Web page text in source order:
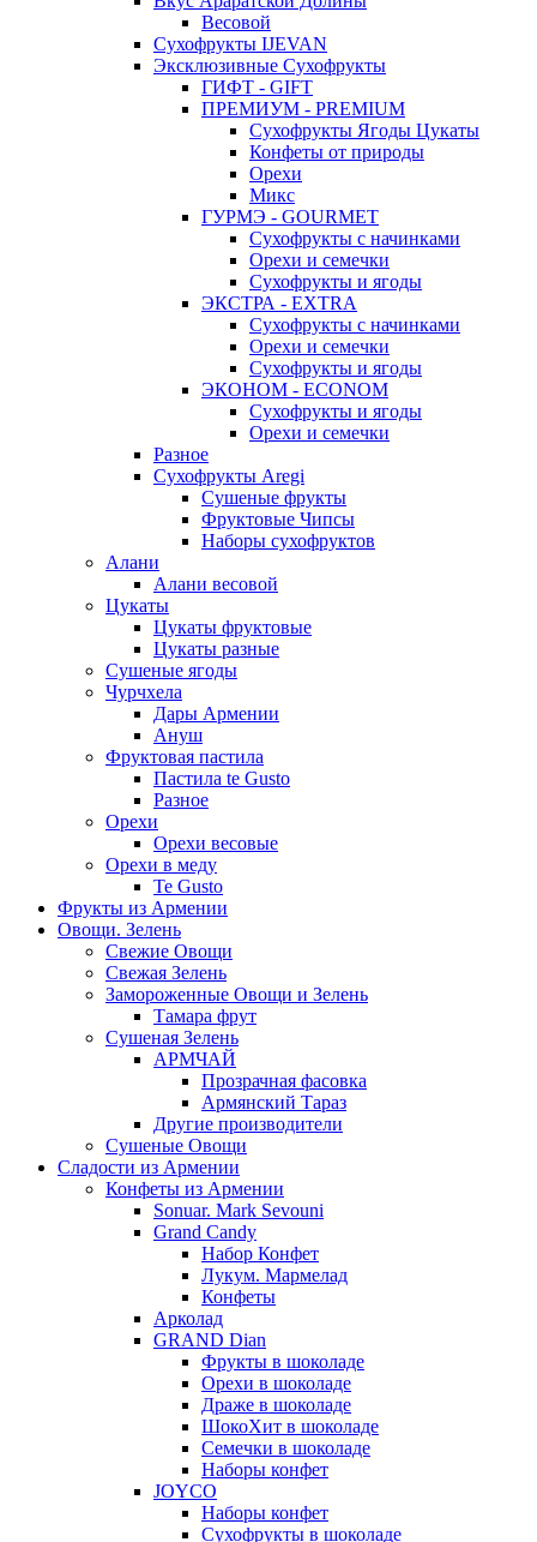
Весовой
Сухофрукты IJEVAN
Эксклюзивные Сухофрукты
ГИФТ - GIFT
ПРЕМИУМ - PREMIUM
Сухофрукты Ягоды Цукаты
Конфеты от природы
Орехи
Микс
ГУРМЭ - GOURMET
Сухофрукты с начинками
Орехи и семечки
Сухофрукты и ягоды
ЭКСТРА - EXTRA
Сухофрукты с начинками
Орехи и семечки
Сухофрукты и ягоды
ЭКОНОМ - ECONOM
Сухофрукты и ягоды
Орехи и семечки
Разное
Сухофрукты Aregi
Сушеные фрукты
Фруктовые Чипсы
Наборы сухофруктов
Алани
Алани весовой
Цукаты
Цукаты фруктовые
Цукаты разные
Сушеные ягоды
Чурчхела
Дары Армении
Ануш
Фруктовая пастила
Пастила te Gusto
Разное
Орехи
Орехи весовые
Орехи в меду
Te Gusto
Фрукты из Армении
Овощи. Зелень
Свежие Овощи
Свежая Зелень
Замороженные Овощи и Зелень
Тамара фрут
Сушеная Зелень
АРМЧАЙ
Прозрачная фасовка
Армянский Тараз
Другие производители
Сушеные Овощи
Сладости из Армении
Конфеты из Армении
Sonuar. Mark Sevouni
Grand Candy
Набор Конфет
Лукум. Мармелад
Конфеты
Арколад
GRAND Dian
Фрукты в шоколаде
Орехи в шоколаде
Драже в шоколаде
ШокоХит в шоколаде
Семечки в шоколаде
Наборы конфет
JOYCO
Наборы конфет
Сухофрукты в шоколаде